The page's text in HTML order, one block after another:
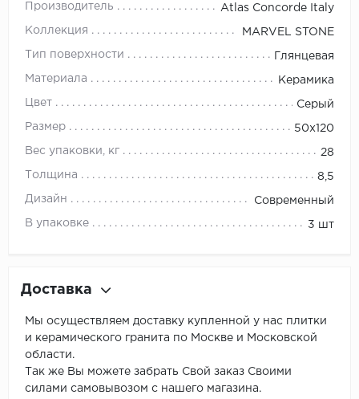
Производитель Atlas Concorde Italy
Коллекция MARVEL STONE
Тип поверхности Глянцевая
Материала Керамика
Цвет Серый
Размер 50x120
Вес упаковки, кг 28
Толщина 8,5
Дизайн Современный
В упаковке 3 шт
Доставка
Мы осуществляем доставку купленной у нас плитки
и керамического гранита по Москве и Московской
области.
Так же Вы можете забрать Свой заказ Своими
силами самовывозом с нашего магазина.